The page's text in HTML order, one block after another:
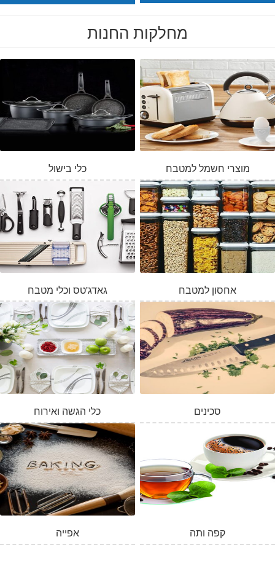
המלאי אזל
מחלקות החנות
כלי בישול מוצרי חשמל למטבח
גאדג'טס וכלי מטבח אחסון למטבח
כלי הגשה ואירוח סכינים
אפייה קפה ותה